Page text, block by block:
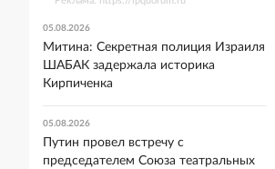
05.08.2026
Митина: Секретная полиция Израиля
ШАБАК задержала историка
Кирпиченка
05.08.2026
Путин провел встречу с
председателем Союза театральных